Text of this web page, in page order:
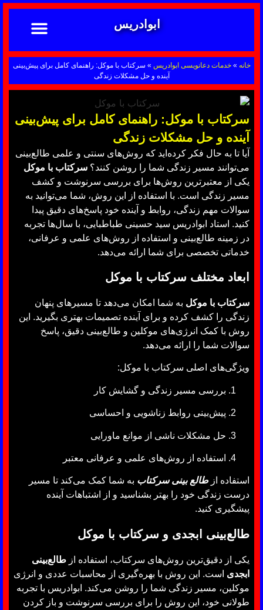
ابوادریس
خانه »خدمات دعانویسی ابوادریس » سرکتاب با موکل: راهنمای کامل برای پیش‌بینی
آینده و حل مشکلات زندگی
سرکتاب با موکل: راهنمای کامل برای پیش‌بینی
آینده و حل مشکلات زندگی
آیا تا به حال فکر کرده‌اید که روش‌های سنتی و علمی طالع‌بینی
می‌توانند مسیر زندگی شما را روشن کنند؟ سرکتاب با موکل
یکی از معتبرترین روش‌ها برای بررسی سرنوشت و کشف
مسیر زندگی است. با استفاده از این روش، شما می‌توانید به
سوالات مهم زندگی، روابط و آینده خود پاسخ‌های دقیق پیدا
کنید. استاد ابوادریس سید حسینی طباطبایی، با سال‌ها تجربه
در زمینه طالع‌بینی و استفاده از روش‌های علمی و عرفانی،
خدماتی تخصصی برای شما ارائه می‌دهد.
ابعاد مختلف سرکتاب با موکل
سرکتاب با موکل به شما امکان می‌دهد تا مسیرهای پنهان
زندگی را کشف کرده و برای آینده تصمیمات بهتری بگیرید. این
روش با کمک انرژی‌های موکلین و طالع‌بینی دقیق، پاسخ
سوالات شما را ارائه می‌دهد.
ویژگی‌های اصلی سرکتاب با موکل:
بررسی مسیر زندگی و گشایش کار
پیش‌بینی روابط زناشویی و احساسی
حل مشکلات ناشی از موانع ماورایی
استفاده از روش‌های علمی و عرفانی معتبر
استفاده ازطالع بینی سرکتاب به شما کمک می‌کند تا مسیر
درست زندگی خود را بهتر بشناسید و از اشتباهات آینده
پیشگیری کنید.
طالع‌بینی ابجدی و سرکتاب با موکل
یکی از دقیق‌ترین روش‌های سرکتاب، استفاده از طالع‌بینی
ابجدی است. این روش با بهره‌گیری از محاسبات عددی و انرژی
موکلین، مسیر زندگی شما را روشن می‌کند. ابوادریس با تجربه
طولانی خود، این روش را برای بررسی سرنوشت و باز کردن